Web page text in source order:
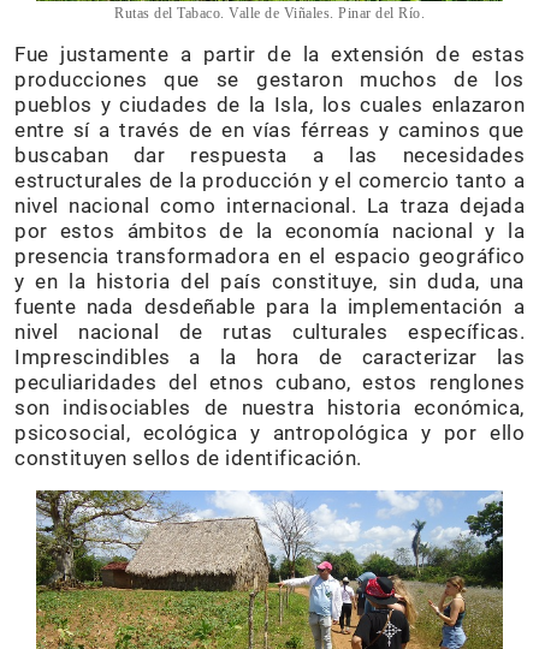
Rutas del Tabaco. Valle de Viñales. Pinar del Río.
Fue justamente a partir de la extensión de estas
producciones que se gestaron muchos de los
pueblos y ciudades de la Isla, los cuales enlazaron
entre sí a través de en vías férreas y caminos que
buscaban dar respuesta a las necesidades
estructurales de la producción y el comercio tanto a
nivel nacional como internacional. La traza dejada
por estos ámbitos de la economía nacional y la
presencia transformadora en el espacio geográfico
y en la historia del país constituye, sin duda, una
fuente nada desdeñable para la implementación a
nivel nacional de rutas culturales específicas.
Imprescindibles a la hora de caracterizar las
peculiaridades del etnos cubano, estos renglones
son indisociables de nuestra historia económica,
psicosocial, ecológica y antropológica y por ello
constituyen sellos de identificación.